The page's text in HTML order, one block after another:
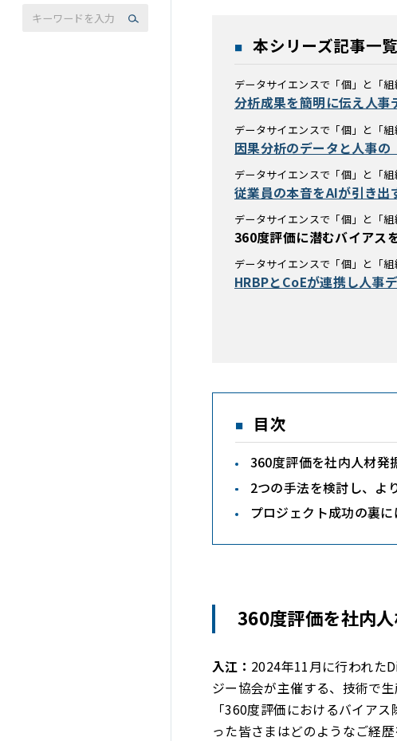
本シリーズ記事一覧
データサイエンスで「個」と「
分析成果を簡明に伝え人
データサイエンスで「個」と「
因果分析のデータと人事
データサイエンスで「個」と「
従業員の本音をAIが引き出
データサイエンスで「個」と「
360度評価に潜むバイアス
データサイエンスで「個」と「
HRBPとCoEが連携し人事
目次
360度評価を社内人材発
2つの手法を検討し、よ
プロジェクト成功の裏
360度評価を社内
入江： 2024年11月に行われた
ジー協会が主催する、技術で
「360度評価におけるバイア
った皆さまはどのようなご経